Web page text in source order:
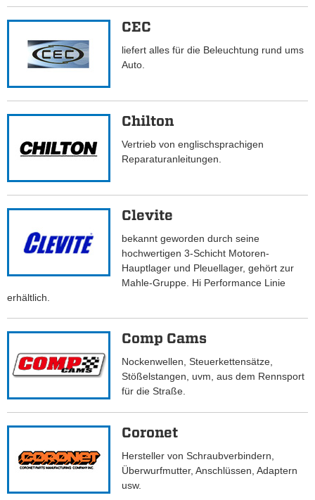
CEC
liefert alles für die Beleuchtung rund ums
Auto.
Chilton
Vertrieb von englischsprachigen
Reparaturanleitungen.
Clevite
bekannt geworden durch seine
hochwertigen 3-Schicht Motoren-
Hauptlager und Pleuellager, gehört zur
Mahle-Gruppe. Hi Performance Linie
erhältlich.
Comp Cams
Nockenwellen, Steuerkettensätze,
Stößelstangen, uvm, aus dem Rennsport
für die Straße.
Coronet
Hersteller von Schraubverbindern,
Überwurfmutter, Anschlüssen, Adaptern
usw.